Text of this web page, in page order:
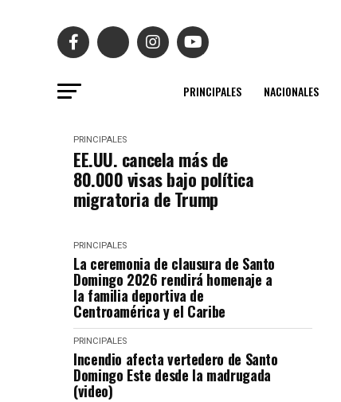
PRINCIPALES NACIONALES
PRINCIPALES
EE.UU. cancela más de
80.000 visas bajo política
migratoria de Trump
PRINCIPALES
La ceremonia de clausura de Santo
Domingo 2026 rendirá homenaje a
la familia deportiva de
Centroamérica y el Caribe
PRINCIPALES
Incendio afecta vertedero de Santo
Domingo Este desde la madrugada
(video)